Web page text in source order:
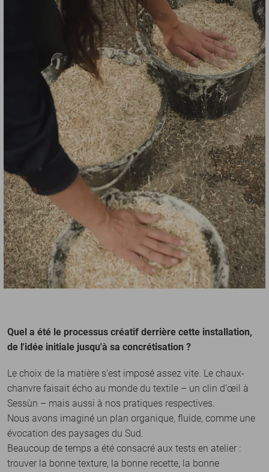
Quel a été le processus créatif derrière cette installation,
de l'idée initiale jusqu'à sa concrétisation ?
Le choix de la matière s’est imposé assez vite. Le chaux-
chanvre faisait écho au monde du textile – un clin d’œil à
Sessùn – mais aussi à nos pratiques respectives.
Nous avons imaginé un plan organique, fluide, comme une
évocation des paysages du Sud.
Beaucoup de temps a été consacré aux tests en atelier :
trouver la bonne texture, la bonne recette, la bonne